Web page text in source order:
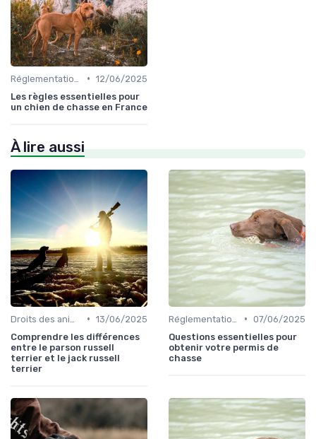
• 12/06/2025
Les règles essentielles pour
un chien de chasse en France
À lire aussi
• 13/06/2025
Comprendre les différences
entre le parson russell
terrier et le jack russell
terrier
• 07/06/2025
Questions essentielles pour
obtenir votre permis de
chasse